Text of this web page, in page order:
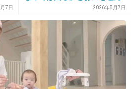
職場の人と繋がらないよ
会社の愚痴なんてSNSに書
+16
7日
で頭を下げに来ても応じず、
晩年まで離婚に応じなかった
親戚の話→「一生復讐にな
る」「これ本人幸せなの？」
2026年8月7日